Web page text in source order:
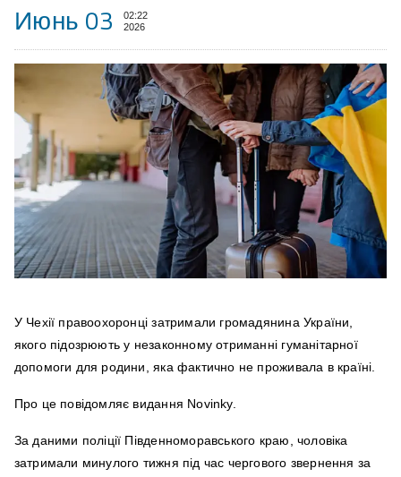
Июнь 03
02:22
2026
У Чехії правоохоронці затримали громадянина України,
якого підозрюють у незаконному отриманні гуманітарної
допомоги для родини, яка фактично не проживала в країні.
Про це повідомляє видання Novinky.
За даними поліції Південноморавського краю, чоловіка
затримали минулого тижня під час чергового звернення за